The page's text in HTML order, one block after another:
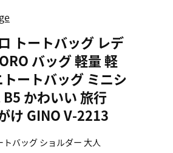
トートバッグ レデ
バッグ 軽量 軽
ートバッグ ミニシ
かわいい 旅行
け GINO V-2213
バッグ ショルダー 大人